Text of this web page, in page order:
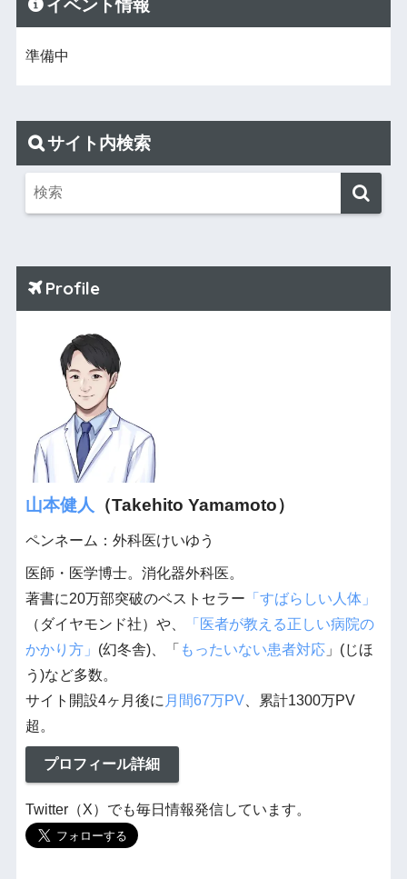
イベント情報
準備中
サイト内検索
Profile
山本健人 （Takehito Yamamoto）
ペンネーム：外科医けいゆう
医師・医学博士。消化器外科医。
著書に20万部突破のベストセラー 「すばらしい人体」
（ダイヤモンド社）や、
「医者が教える正しい病院の
かかり方」 (幻冬舎)、「 もったいない患者対応」(じほ
う)など多数。
サイト開設4ヶ月後に 月間67万PV、累計1300万PV
超。
プロフィール詳細
Twitter（X）でも毎日情報発信しています。